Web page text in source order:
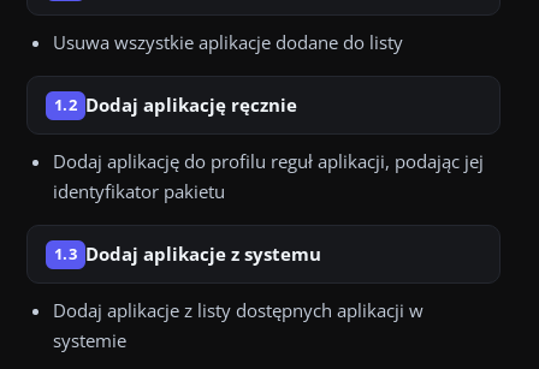
Usuwa wszystkie aplikacje dodane do listy
1.2 Dodaj aplikację ręcznie
Dodaj aplikację do profilu reguł aplikacji, podając jej
identyfikator pakietu
1.3 Dodaj aplikacje z systemu
Dodaj aplikacje z listy dostępnych aplikacji w
systemie